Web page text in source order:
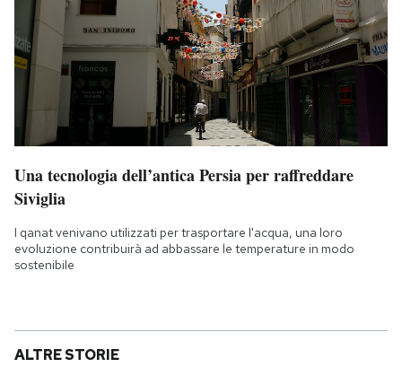
Una tecnologia dell’antica Persia per raffreddare
Siviglia
I qanat venivano utilizzati per trasportare l'acqua, una loro
evoluzione contribuirà ad abbassare le temperature in modo
sostenibile
ALTRE STORIE